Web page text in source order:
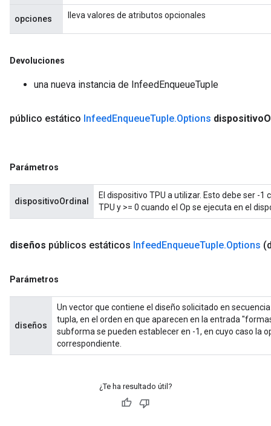
opciones lleva valores de atributos opcionales
Devoluciones
una nueva instancia de InfeedEnqueueTuple
público estático InfeedEnqueueTuple.Options dispositivo
Parámetros
dispositivoOrdinal
El dispositivo TPU a utilizar. Esto debe ser -
TPU y >= 0 cuando el Op se ejecuta en el
diseños públicos estáticos InfeedEnqueueTuple.Options
Parámetros
diseños
Un vector que contiene el diseño solicitado en
tupla, en el orden en que aparecen en la entrada
subforma se pueden establecer en -1, en cuyo caso la
correspondiente.
¿Te ha resultado útil?